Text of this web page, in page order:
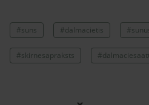
#suns #dalmacietis
#skirnesapraksts